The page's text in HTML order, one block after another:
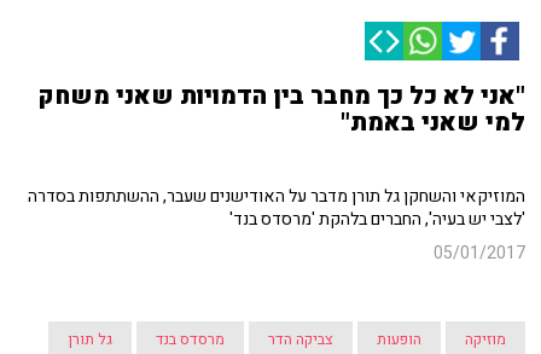
"אני לא כל כך מחבר בין הדמויות שאני משחק
למי שאני באמת"
המוזיקאי והשחקן גל תורן מדבר על האודישנים שעבר, ההשתתפות בסדרה
'לצבי יש בעיה', החברים בלהקת 'מרסדס בנד'
05/01/2017
מוזיקה הופעות צביקה הדר מרסדס בנד גל תורן